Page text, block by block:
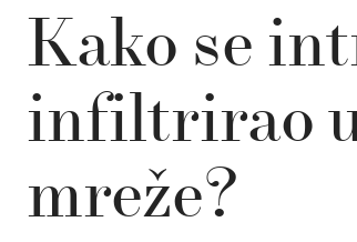
Kako se
infiltrirao
mreže?